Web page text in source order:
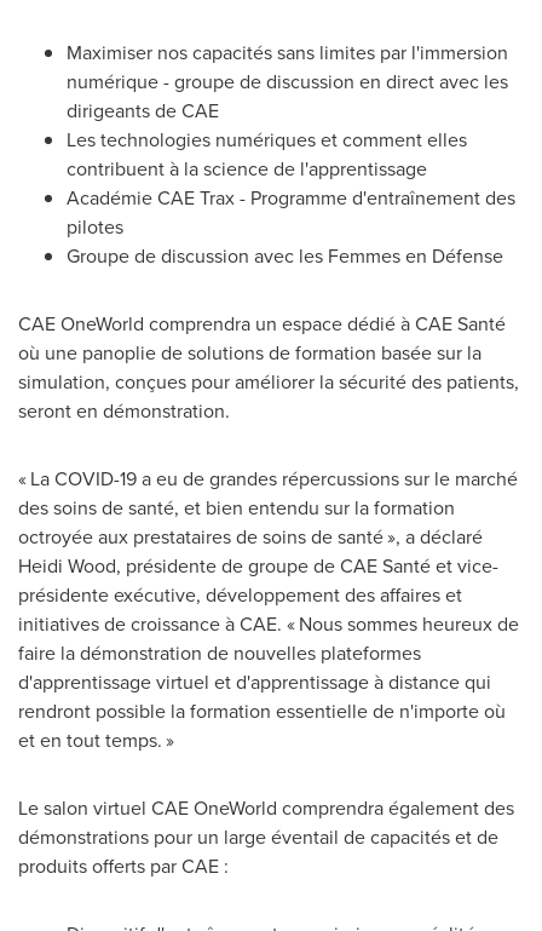
Maximiser nos capacités sans limites par l'immersion
numérique - groupe de discussion en direct avec les
dirigeants de CAE
Les technologies numériques et comment elles
contribuent à la science de l'apprentissage
Académie CAE Trax - Programme d'entraînement des
pilotes
Groupe de discussion avec les Femmes en Défense
CAE OneWorld comprendra un espace dédié à CAE Santé
où une panoplie de solutions de formation basée sur la
simulation, conçues pour améliorer la sécurité des patients,
seront en démonstration.
« La COVID-19 a eu de grandes répercussions sur le marché
des soins de santé, et bien entendu sur la formation
octroyée aux prestataires de soins de santé », a déclaré
Heidi Wood, présidente de groupe de CAE Santé et vice-
présidente exécutive, développement des affaires et
initiatives de croissance à CAE. « Nous sommes heureux de
faire la démonstration de nouvelles plateformes
d'apprentissage virtuel et d'apprentissage à distance qui
rendront possible la formation essentielle de n'importe où
et en tout temps. »
Le salon virtuel CAE OneWorld comprendra également des
démonstrations pour un large éventail de capacités et de
produits offerts par CAE :